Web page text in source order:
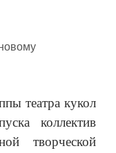
театра кукол
коллектив
творческой